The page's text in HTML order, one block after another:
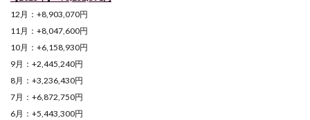
12月：+8,903,070円
11月：+8,047,600円
10月：+6,158,930円
9月：+2,445,240円
8月：+3,236,430円
7月：+6,872,750円
6月：+5,443,300円